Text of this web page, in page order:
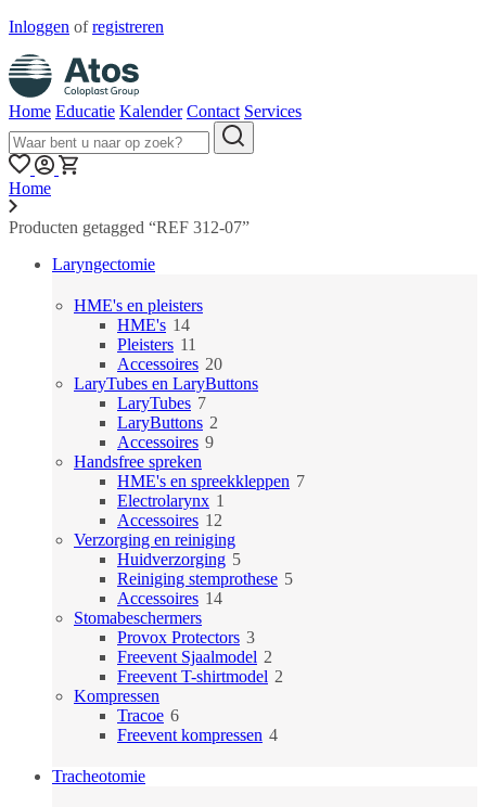
Inloggen ofregistreren
Home Educatie Kalender Contact Services
Home
Producten getagged “REF 312-07”
Laryngectomie
HME's en pleisters
HME's 1414
producten
Pleisters 11
producten
Accessoires 2020
producten
LaryTubes en LaryButtons
LaryTubes 77
producten
LaryButtons 2
Accessoires 99
Handsfree spreken
HME's en spreekkleppen 77
Electrolarynx 1
Accessoires 12
producten
Verzorging en reiniging
Huidverzorging 55
producten
Reiniging stemprothese 55
Accessoires 1414
Stomabeschermers
Provox Protectors 33
producten
Freevent Sjaalmodel 2
producten
Freevent T-shirtmodel 2
Kompressen
Tracoe 66
producten
Freevent kompressen 44
Tracheotomie